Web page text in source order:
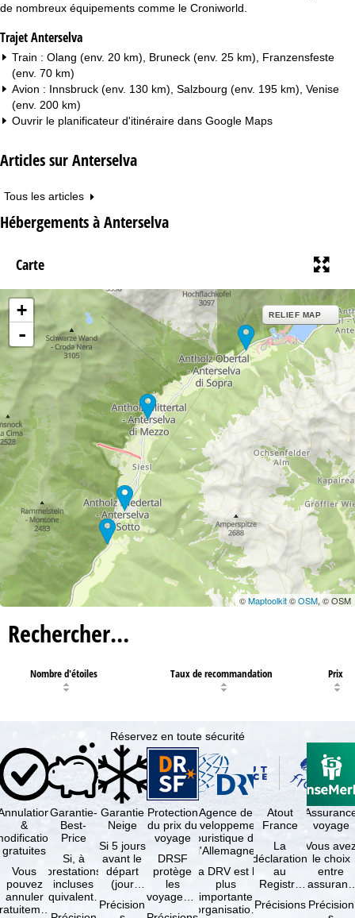
de nombreux équipements comme le Croniworld.
Trajet Anterselva
Train : Olang (env. 20 km), Bruneck (env. 25 km), Franzensfeste
(env. 70 km)
Avion : Innsbruck (env. 130 km), Salzbourg (env. 195 km), Venise
(env. 200 km)
Ouvrir le planificateur d'itinéraire dans Google Maps
Articles sur Anterselva
Tous les articles
Hébergements à Anterselva
Carte
+
-
RELIEF MAP
©Maptoolkit©OSM, © OSM
Rechercher…
Nombre d'étoiles Taux de recommandation Prix
Réservez en toute sécurité
&
gratuites
Vous
pouvez
annuler
Garantie-
Best-
Price
Si, à
prestations
incluses
équivalentes
Garantie
Neige
Si 5 jours
avant le
départ
(jour
d'arrivée),
tous les
Précision
Protection
du prix du
voyage
DRSF
protège
les
voyageurs
Agence de
développement
touristique de
l'Allemagne
La DRV est la
plus
importante
organisation
Atout
France
La
déclaration
au
Registre
Opérateurs
Précisions
voyage
Vous
le choix
entre
et
Précision